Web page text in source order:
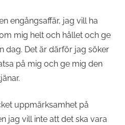
engångsaffär, jag vill ha
mig helt och hållet och ge
dag. Det är därför jag söker
på mig och ge mig den
uppmärksamhet på
jag vill inte att det ska vara